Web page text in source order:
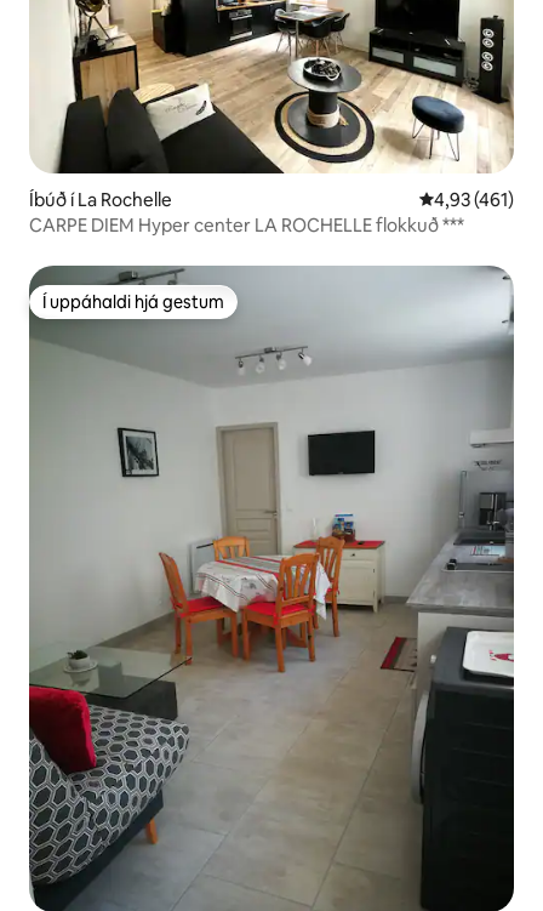
Íbúð í La Rochelle 4,93 af 5 í
4,93 (461)
CARPE DIEM Hyper center LA ROCHELLE flokkuð ***
Í uppáhaldi hjá gestum
Í uppáhaldi hjá gestum